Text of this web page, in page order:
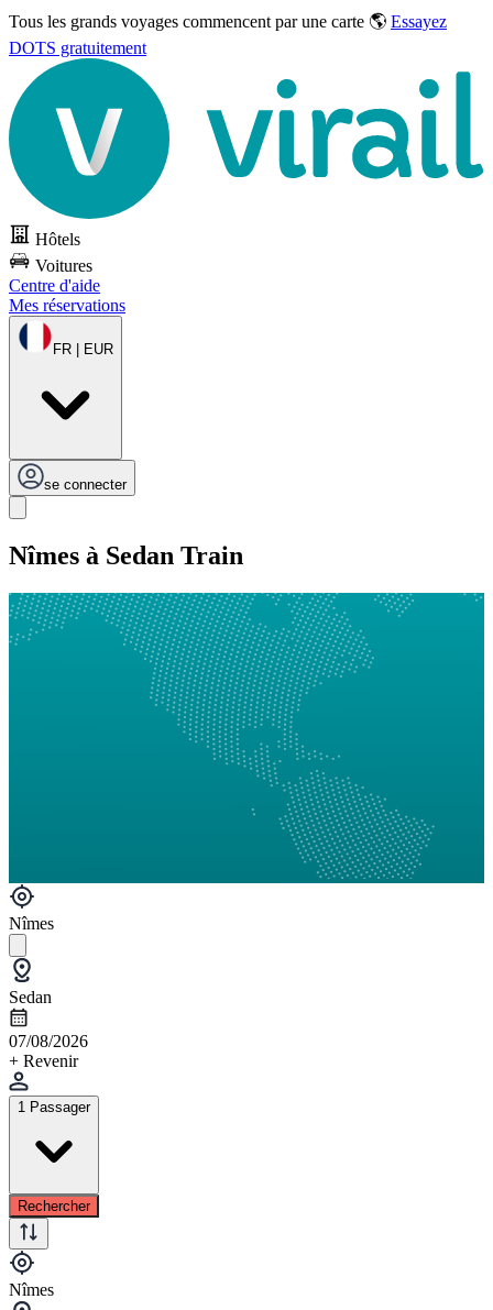
Tous les grands voyages commencent par une carte 🌎 Essayez
DOTS gratuitement
Hôtels
Voitures
Centre d'aide
Mes réservations
FR | EUR
se connecter
Nîmes à Sedan Train
Nîmes
Sedan
07/08/2026
+ Revenir
1 Passager
Rechercher
Nîmes